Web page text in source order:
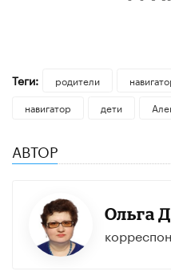
Теги: родители
навигатор
дети
АВТОР
Ольга